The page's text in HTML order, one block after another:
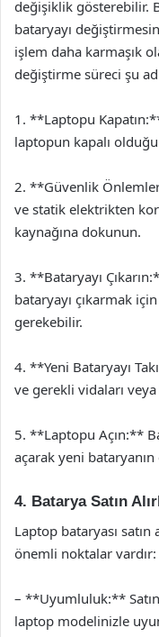
değişiklik gösterebilir.
bataryayı
işlem daha karmaşık
değiştirme süreci şu
1. **Laptopu
laptopun kapalı
2. **Güvenlik
ve statik elektrikten
kaynağına dokunun.
3. **Bataryayı
bataryayı çıkarmak
gerekebilir.
4. **Yeni Bataryayı
ve gerekli vidaları
5. **Laptopu Açın:**
açarak yeni bataryanın
4. Batarya Satın
Laptop bataryası
önemli noktalar vardır:
– **Uyumluluk:**
laptop modelinizle